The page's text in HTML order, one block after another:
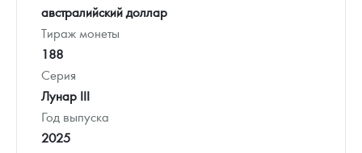
австралийский доллар
Тираж монеты
188
Серия
Лунар III
Год выпуска
2025